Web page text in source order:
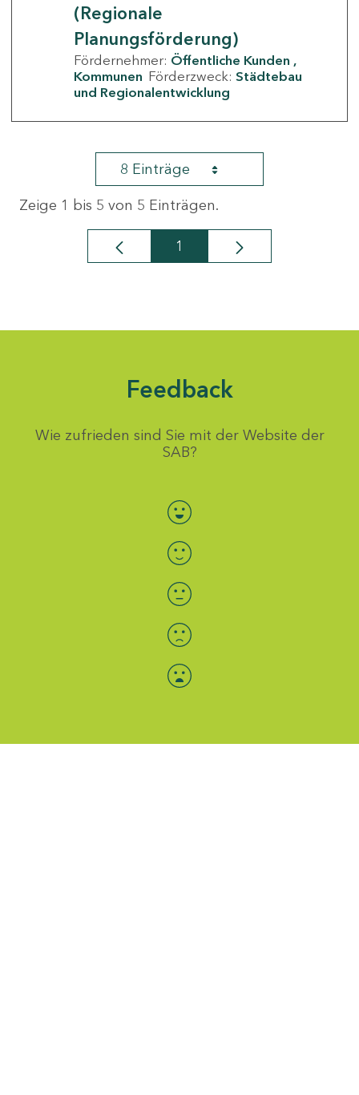
(Regionale
Planungsförderung)
Fördernehmer: Öffentliche Kunden
Kommunen Förderzweck: Städtebau
und Regionalentwicklung
8 Einträge
Zeige 1 bis 5 von 5 Einträgen.
Seite
1
Feedback
Wie zufrieden sind Sie mit der Website der
SAB?
Bewertung auswählen